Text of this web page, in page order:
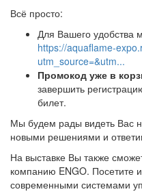
Всё просто:
Для Вашего удобства
https://aquaflame-
utm_source=&utm...
Промокод уже в
завершить
билет.
Мы будем рады видеть Вас
новыми решениями и
На выставке Вы также
компанию ENGO. Посетите
современными системами